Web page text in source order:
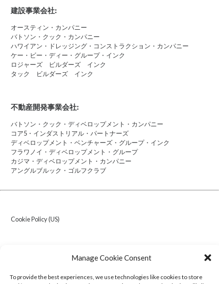
Manage Cookie Consent
To provide the best experiences, we use technologies like cookies to store
建設事業会社:
オースティン・カンパニー
バトソン・クック・カンパニー
ハワイアン・ドレッジング・コンストラクション・カンパニー
ケー・ビー・ディー・グループ・インク
ロジャーズ ビルダーズ インク
タック ビルダーズ インク
不動産開発事業会社:
バトソン・クック・ディベロップメント・カンパニー
コア5・インダストリアル・パートナーズ
ディベロップメント・ベンチャーズ・グループ・インク
フラワノイ・ディベロップメント・グループ
カジマ・ディベロップメント・カンパニー
アングルブルック・ゴルフクラブ
Cookie Policy (US)